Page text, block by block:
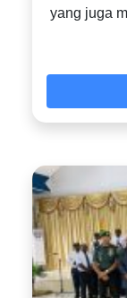
yang juga